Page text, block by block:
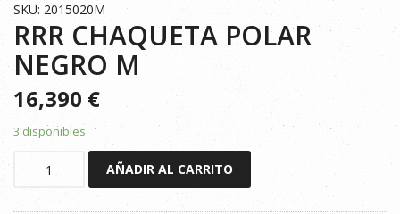
SKU: 2015020M
RRR CHAQUETA POLAR
NEGRO M
16,390 €
3 disponibles
POLAR
AÑADIR AL CARRITO